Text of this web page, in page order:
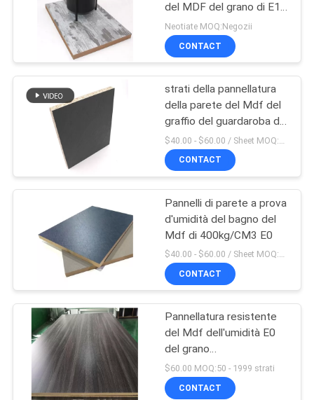
Bordo di HPL
Bordo UV del MDF
31
Strati di legno del
MDF del grano
del MDF del grano di E1
16mm
Neotiate MOQ:Negozii
CONTACT
strati della pannellatura
della parete del Mdf del
graffio del guardaroba di
9mm anti
CONTACT
Pannelli di parete a prova
d'umidità del bagno del
Mdf di 400kg/CM3 E0
$40.00 - $60.00 / Sheet MOQ:50 strato/strati
CONTACT
Pannellatura resistente
del Mdf dell'umidità E0
del grano
1220×2440×9MM di
legno
$60.00 MOQ:50 - 1999 strati
CONTACT